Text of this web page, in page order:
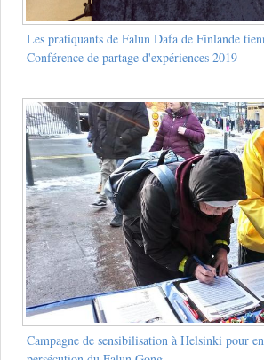
Les pratiquants de Falun Dafa de Finlande
Conférence de partage d'expériences 2019
Campagne de sensibilisation à Helsinki pour